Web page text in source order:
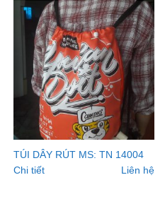
TÚI DÂY RÚT MS: TN 14004
Chi tiết
Liên hệ